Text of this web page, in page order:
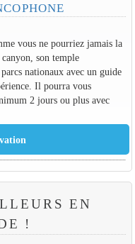
vous ne pourriez jamais la
son temple
nationaux avec un guide
Il pourra vous
2 jours ou plus avec
EN
!